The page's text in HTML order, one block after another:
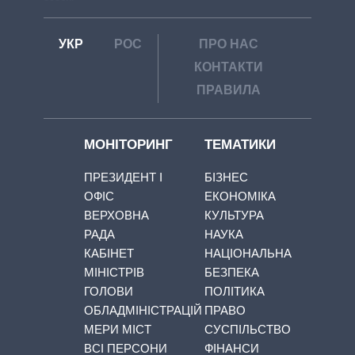
УКР РОС
ПРО НАС
КОНТАКТИ
ПРАВИЛА
МОНІТОРИНГ
ПРЕЗИДЕНТ І
ОФІС
ВЕРХОВНА
РАДА
КАБІНЕТ
МІНІСТРІВ
ГОЛОВИ
ОБЛАДМІНІСТРАЦІЙ
МЕРИ МІСТ
ВСІ ПЕРСОНИ
ТЕМАТИКИ
БІЗНЕС
ЕКОНОМІКА
КУЛЬТУРА
НАУКА
НАЦІОНАЛЬНА
БЕЗПЕКА
ПОЛІТИКА
ПРАВО
СУСПІЛЬСТВО
ФІНАНСИ